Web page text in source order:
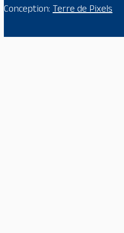
Conception: Terre de Pixels